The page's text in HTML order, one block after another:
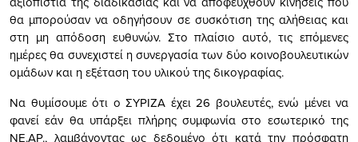
θα μπορούσαν να οδηγήσουν σε συσκότιση της αλήθειας και
στη μη απόδοση ευθυνών. Στο πλαίσιο αυτό, τις επόμενες
ημέρες θα συνεχιστεί η συνεργασία των δύο κοινοβουλευτικών
ομάδων και η εξέταση του υλικού της δικογραφίας.
Να θυμίσουμε ότι ο ΣΥΡΙΖΑ έχει 26 βουλευτές, ενώ μένει να
φανεί εάν θα υπάρξει πλήρης συμφωνία στο εσωτερικό της
ΝΕ.ΑΡ., λαμβάνοντας ως δεδομένο ότι κατά την πρόσφατη